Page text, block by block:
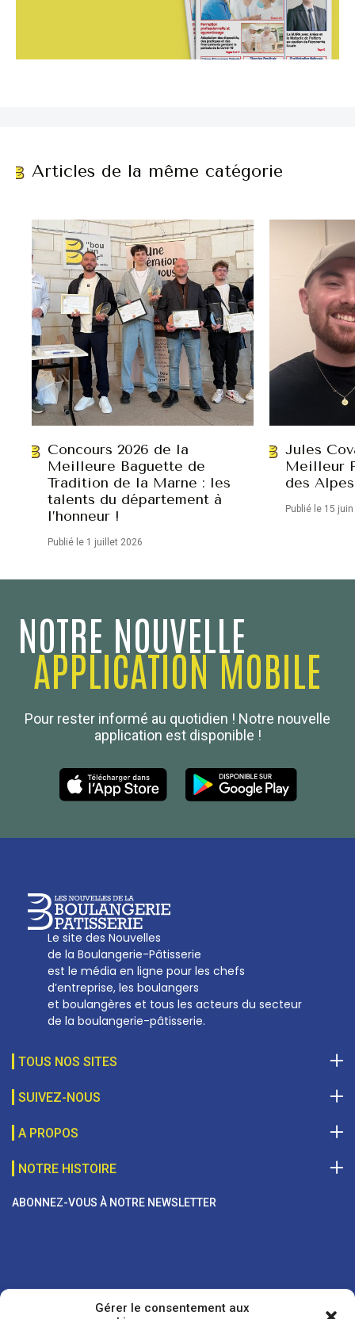
Gérer le consentement aux
Articles de la même catégorie
Concours 2026 de la
Meilleure Baguette de
Tradition de la Marne : les
talents du département à
l’honneur !
Publié le 1 juillet 2026
Jules
Meilleur
des
Publié le 15
NOTRE NOUVELLE
APPLICATION MOBILE
Pour rester informé au quotidien ! Notre nouvelle
application est disponible !
Le site des Nouvelles
de la Boulangerie-Pâtisserie
est le média en ligne pour les chefs
d’entreprise, les boulangers
et boulangères et tous les acteurs du secteur
de la boulangerie-pâtisserie.
TOUS NOS SITES
Boulanger de France
SUIVEZ-NOUS
A PROPOS
Les Nouvelles de la Boulangerie-Pâtisserie Française
27, av d’Eylau - 75782 Paris Cédex 16
01 53 70 16 25
NOTRE HISTOIRE
ABONNEZ-VOUS À NOTRE NEWSLETTER